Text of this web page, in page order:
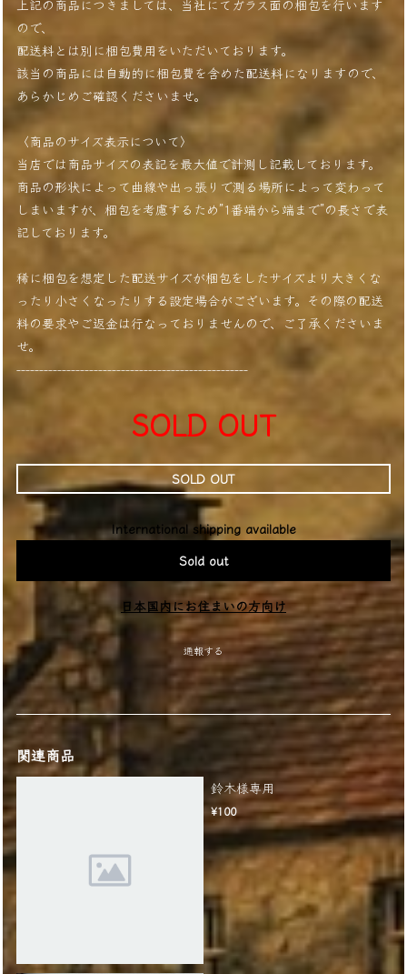
上記の商品につきましては、当社にてガラス面の梱包を行います
ので、
配送料とは別に梱包費用をいただいております。
該当の商品には自動的に梱包費を含めた配送料になりますので、
あらかじめご確認くださいませ。
〈商品のサイズ表示について〉
当店では商品サイズの表記を最大値で計測し記載しております。
商品の形状によって曲線や出っ張りで測る場所によって変わって
しまいますが、梱包を考慮するため”1番端から端まで”の長さで表
記しております。
稀に梱包を想定した配送サイズが梱包をしたサイズより大きくな
ったり小さくなったりする設定場合がございます。その際の配送
料の要求やご返金は行なっておりませんので、ご了承くださいま
せ。
---------------------------------------------------
SOLD OUT
SOLD OUT
International shipping available
Sold out
日本国内にお住まいの方向け
通報する
関連商品
鈴木様専用
¥100